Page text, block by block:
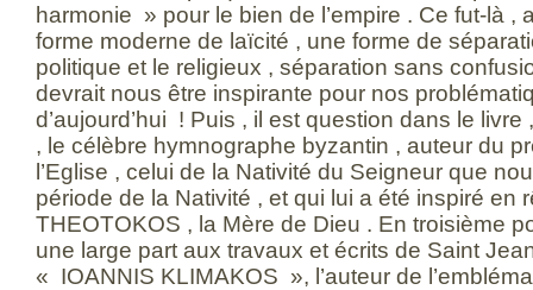
harmonie » pour le bien de l’empire . Ce fut-là ,
forme moderne de laïcité , une forme de
politique et le religieux , séparation sans
devrait nous être inspirante pour nos
d’aujourd’hui ! Puis , il est question dans le
, le célèbre hymnographe byzantin , auteur du
l’Eglise , celui de la Nativité du Seigneur que
période de la Nativité , et qui lui a été inspiré en
THEOTOKOS , la Mère de Dieu . En troisième
une large part aux travaux et écrits de Saint
« IOANNIS KLIMAKOS », l’auteur de